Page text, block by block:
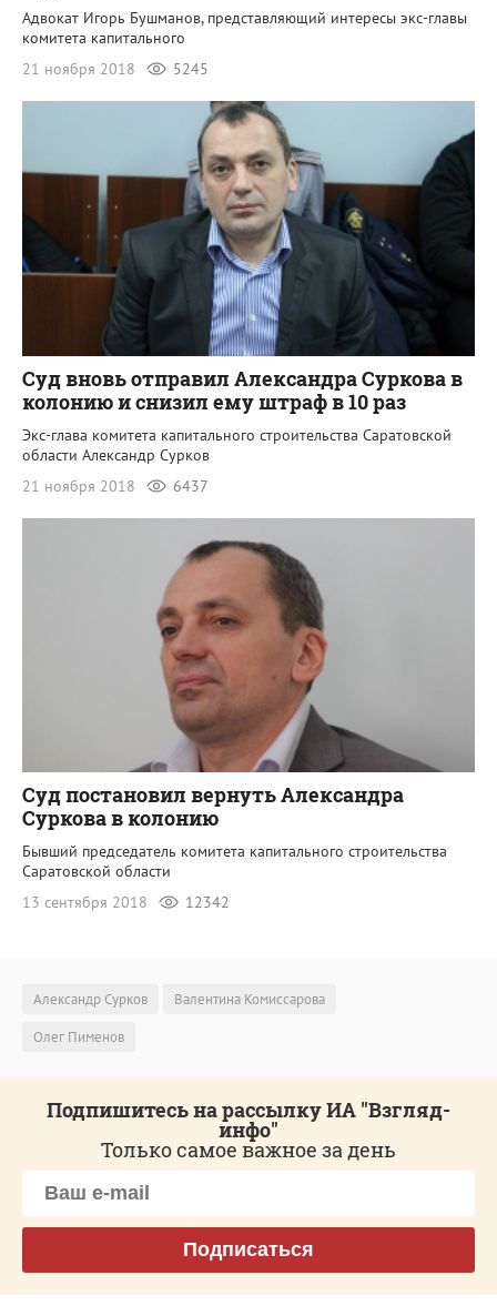
Адвокат Игорь Бушманов, представляющий интересы экс-главы
комитета капитального
21 ноября 2018
5245
Суд вновь отправил Александра Суркова в
колонию и снизил ему штраф в 10 раз
Экс-глава комитета капитального строительства Саратовской
области Александр Сурков
21 ноября 2018
6437
Суд постановил вернуть Александра
Суркова в колонию
Бывший председатель комитета капитального строительства
Саратовской области
13 сентября 2018
12342
Александр Сурков
Валентина Комиссарова
Олег Пименов
Подпишитесь на рассылку ИА "Взгляд-
инфо"
Только самое важное за день
Подписаться